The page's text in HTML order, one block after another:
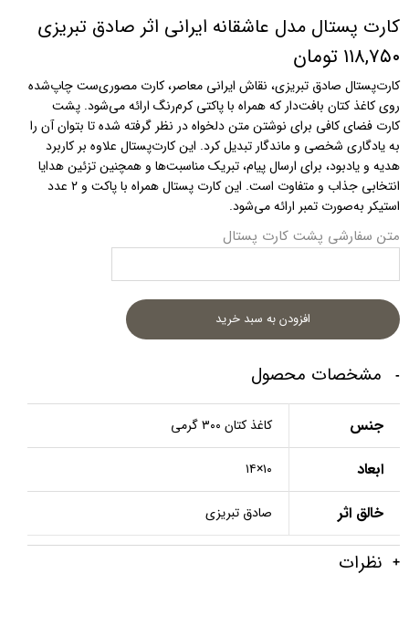
کارت پستال مدل عاشقانه ایرانی اثر صادق تبریزی
۱۱۸,۷۵۰ تومان
کارت‌پستال صادق تبریزی، نقاش ایرانی معاصر، کارت مصوری‌ست چاپ‌شده
روی کاغذ کتان بافت‌دار که همراه با پاکتی کرم‌رنگ ارائه می‌شود. پشت
کارت فضای کافی برای نوشتن متن دلخواه در نظر گرفته شده تا بتوان آن را
به یادگاری شخصی و ماندگار تبدیل کرد. این کارت‌پستال علاوه بر کاربرد
هدیه و یادبود، برای ارسال پیام، تبریک مناسبت‌ها و همچنین تزئین هدایا
انتخابی جذاب و متفاوت است. این کارت پستال همراه با پاکت و ۲ عدد
استیکر به‌صورت تمبر ارائه می‌شود.
متن سفارشی پشت کارت پستال
افزودن به سبد خرید
مشخصات محصول
جنس کاغذ کتان ۳۰۰ گرمی
ابعاد ۱۰×۱۴
خالق اثر صادق تبریزی
نظرات